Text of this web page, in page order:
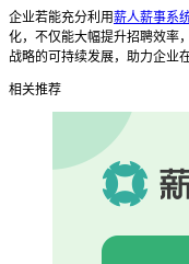
企业若能充分利用薪人薪事系
化，不仅能大幅提升招聘效率
战略的可持续发展，助力企业
相关推荐